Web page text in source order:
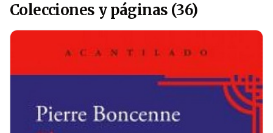
Colecciones y páginas (36)